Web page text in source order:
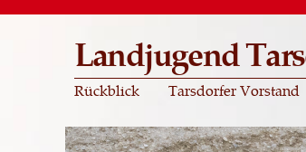
Landjugend
Rückblick Tarsdorfer Vorstand